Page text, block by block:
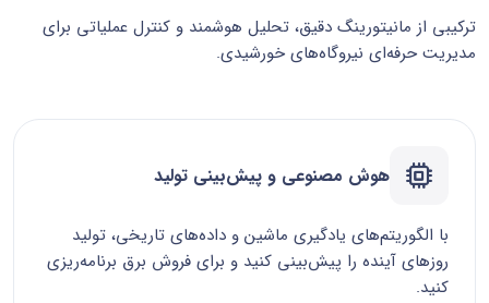
ترکیبی از مانیتورینگ دقیق، تحلیل هوشمند و کنترل عملیاتی برای
مدیریت حرفه‌ای نیروگاه‌های خورشیدی.
هوش مصنوعی و پیش‌بینی تولید
با الگوریتم‌های یادگیری ماشین و داده‌های تاریخی، تولید
روزهای آینده را پیش‌بینی کنید و برای فروش برق برنامه‌ریزی
کنید.